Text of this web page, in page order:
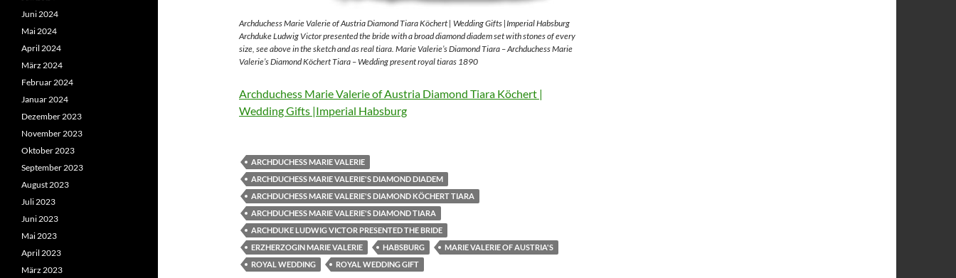
Archduchess Marie Valerie of Austria Diamond Tiara Köchert | Wedding Gifts |Imperial Habsburg
Archduke Ludwig Victor presented the bride with a broad diamond diadem set with stones of every
size, see above in the sketch and as real tiara. Marie Valerie’s Diamond Tiara – Archduchess Marie
Valerie’s Diamond Köchert Tiara – Wedding present royal tiaras 1890
Archduchess Marie Valerie of Austria Diamond Tiara Köchert |
Wedding Gifts |Imperial Habsburg
ARCHDUCHESS MARIE VALERIE
ARCHDUCHESS MARIE VALERIE'S DIAMOND DIADEM
ARCHDUCHESS MARIE VALERIE'S DIAMOND KÖCHERT TIARA
ARCHDUCHESS MARIE VALERIE'S DIAMOND TIARA
ARCHDUKE LUDWIG VICTOR PRESENTED THE BRIDE
ERZHERZOGIN MARIE VALERIE
HABSBURG
MARIE VALERIE OF AUSTRIA'S
ROYAL WEDDING
ROYAL WEDDING GIFT
Juni 2024
Mai 2024
April 2024
März 2024
Februar 2024
Januar 2024
Dezember 2023
November 2023
Oktober 2023
September 2023
August 2023
Juli 2023
Juni 2023
Mai 2023
April 2023
März 2023